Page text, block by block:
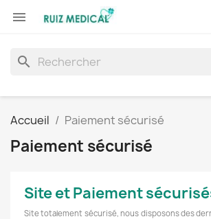

search
Accueil Paiement sécurisé
Paiement sécurisé
Site et Paiement
Site totalement sécurisé, nous disposons des